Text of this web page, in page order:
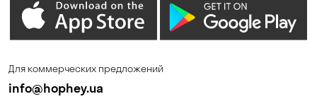
Елизаветовка Зазимье
Калиновка
Для коммерческих предложений
info@hophey.ua